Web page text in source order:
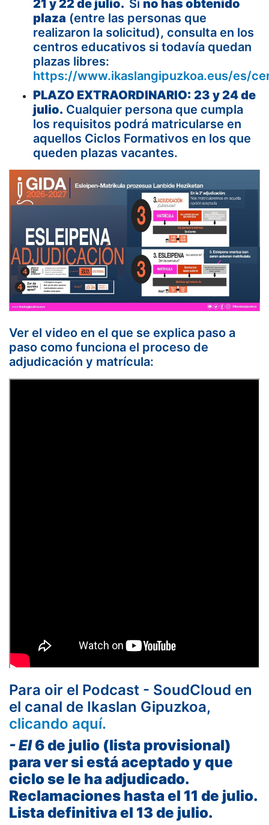
21 y 22 de julio. Si no has obtenido
plaza (entre las personas que
realizaron la solicitud), consulta en los
centros educativos si todavía quedan
plazas libres:
https://www.ikaslangipuzkoa.eus/es/
PLAZO EXTRAORDINARIO: 23 y 24 de
julio. Cualquier persona que cumpla
los requisitos podrá matricularse en
aquellos Ciclos Formativos en los que
queden plazas vacantes.
Ver el video en el que se explica paso a
paso como funciona el proceso de
adjudicación y matrícula:
Para oir el Podcast - SoudCloud en
el canal de Ikaslan Gipuzkoa,
clicando aquí.
- El6 de julio (lista provisional)
para ver si está aceptado y que
ciclo se le ha adjudicado.
Reclamaciones hasta el 11 de julio.
Lista definitiva el 13 de julio.